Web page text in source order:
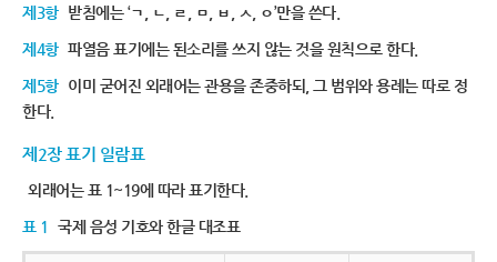
제3항 받침에는 ‘ㄱ, ㄴ, ㄹ, ㅁ, ㅂ, ㅅ, ㅇ’만을 쓴다.
제4항 파열음 표기에는 된소리를 쓰지 않는 것을 원칙으로 한다.
제5항 이미 굳어진 외래어는 관용을 존중하되, 그 범위와 용례는 따로 정
한다.
제2장 표기 일람표
외래어는 표 1~19에 따라 표기한다.
표 1 국제 음성 기호와 한글 대조표